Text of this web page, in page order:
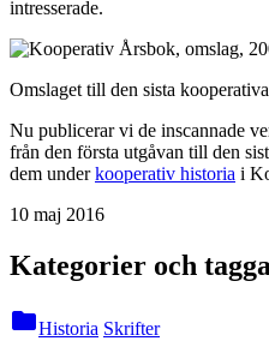
intresserade.
Omslaget till den sista
Nu publicerar vi de inscannade
från den första utgåvan till den
dem underkooperativ historia i
10 maj 2016
Kategorier och
folderHistoria Skrifter